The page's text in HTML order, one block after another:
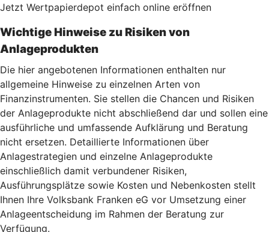
Jetzt Wertpapierdepot einfach online eröffnen
Wichtige Hinweise zu Risiken von
Anlageprodukten
Die hier angebotenen Informationen enthalten nur
allgemeine Hinweise zu einzelnen Arten von
Finanzinstrumenten. Sie stellen die Chancen und Risiken
der Anlageprodukte nicht abschließend dar und sollen eine
ausführliche und umfassende Aufklärung und Beratung
nicht ersetzen. Detaillierte Informationen über
Anlagestrategien und einzelne Anlageprodukte
einschließlich damit verbundener Risiken,
Ausführungsplätze sowie Kosten und Nebenkosten stellt
Ihnen Ihre Volksbank Franken eG vor Umsetzung einer
Anlageentscheidung im Rahmen der Beratung zur
Verfügung.